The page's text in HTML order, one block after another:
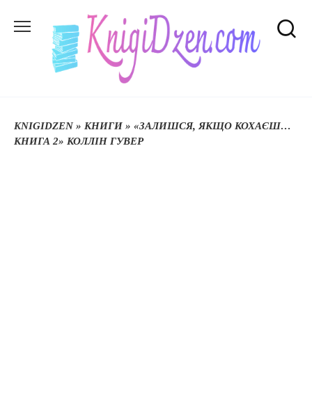
до
KNIGIDZEN» КНИГИ » «ЗАЛИШСЯ, ЯКЩО КОХАЄШ…
КНИГА 2» КОЛЛІН ГУВЕР